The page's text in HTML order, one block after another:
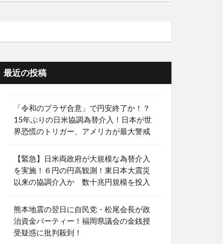
最近の投稿
「令和のプラザ合意」で円安終了か！？
15年ぶりの日米協調為替介入！日本が世
界恐慌のトリガー、アメリカが最大警戒
【緊急】日米両政府が大規模な為替介入
を実施！６円の円高観測！東日本大震災
以来の協調介入か 数十兆円規模を投入
熊本地震の翌日に自民党・松尾会長が政
治資金パーティー！福岡県議会の金銭授
受疑惑に批判殺到！